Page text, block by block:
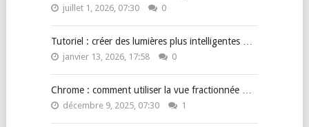
juillet 1, 2026, 07:30 0
Tutoriel : créer des lumières plus intelligentes …
janvier 13, 2026, 17:58 0
Chrome : comment utiliser la vue fractionnée …
décembre 9, 2025, 07:30 1